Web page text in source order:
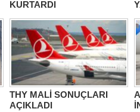
KURTARDI
THY MALİ SONUÇLARI
AÇIKLADI